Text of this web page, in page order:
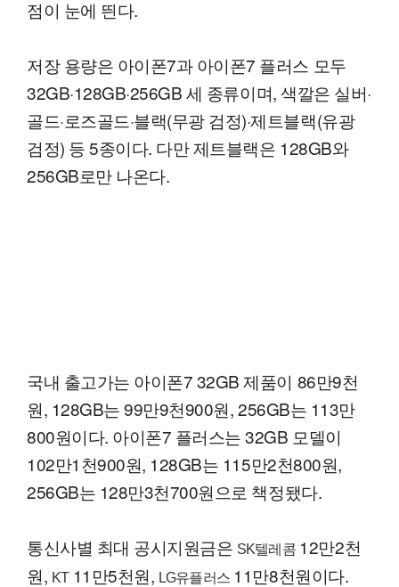
점이 눈에 띈다.
저장 용량은 아이폰7과 아이폰7 플러스 모두
32GB·128GB·256GB 세 종류이며, 색깔은 실버·
골드·로즈골드·블랙(무광 검정)·제트블랙(유광
검정) 등 5종이다. 다만 제트블랙은 128GB와
256GB로만 나온다.
국내 출고가는 아이폰7 32GB 제품이 86만9천
원, 128GB는 99만9천900원, 256GB는 113만
800원이다. 아이폰7 플러스는 32GB 모델이
102만1천900원, 128GB는 115만2천800원,
256GB는 128만3천700원으로 책정됐다.
통신사별 최대 공시지원금은 SK텔레콤12만2천
원, KT11만5천원, LG유플러스11만8천원이다.